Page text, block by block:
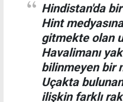
Hindistan'da
Hint
gitmekte olan
Havalimanı
bilinmeyen bir
Uçakta
ilişkin farklı